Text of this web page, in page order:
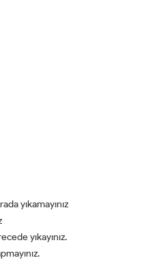
yıkamayınız
yıkayınız.